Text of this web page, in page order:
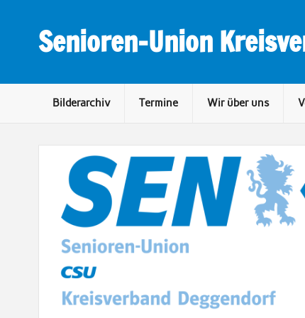
Senioren-Union
Bilderarchiv Termine Wir über uns